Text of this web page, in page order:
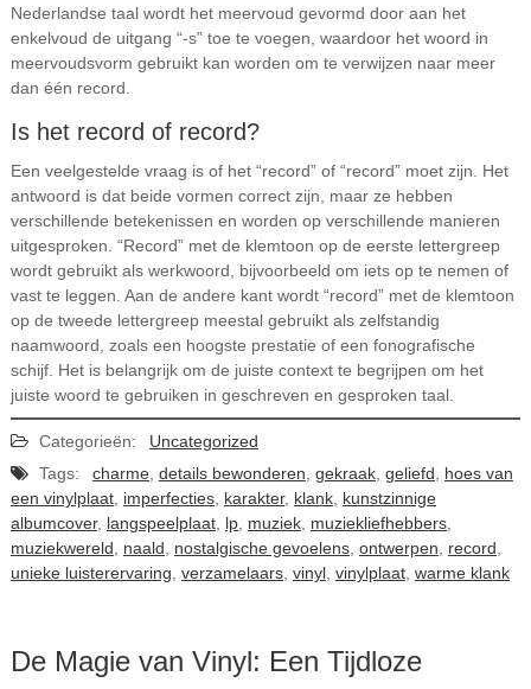
Nederlandse taal wordt het meervoud gevormd door aan het
enkelvoud de uitgang “-s” toe te voegen, waardoor het woord in
meervoudsvorm gebruikt kan worden om te verwijzen naar meer
dan één record.
Is het record of record?
Een veelgestelde vraag is of het “record” of “record” moet zijn. Het
antwoord is dat beide vormen correct zijn, maar ze hebben
verschillende betekenissen en worden op verschillende manieren
uitgesproken. “Record” met de klemtoon op de eerste lettergreep
wordt gebruikt als werkwoord, bijvoorbeeld om iets op te nemen of
vast te leggen. Aan de andere kant wordt “record” met de klemtoon
op de tweede lettergreep meestal gebruikt als zelfstandig
naamwoord, zoals een hoogste prestatie of een fonografische
schijf. Het is belangrijk om de juiste context te begrijpen om het
juiste woord te gebruiken in geschreven en gesproken taal.
Categorieën:
Uncategorized
Tags:
charme, details bewonderen, gekraak, geliefd, hoes van
een vinylplaat, imperfecties, karakter, klank, kunstzinnige
albumcover, langspeelplaat, lp, muziek, muziekliefhebbers,
muziekwereld, naald, nostalgische gevoelens, ontwerpen, record,
unieke luisterervaring, verzamelaars, vinyl, vinylplaat, warme klank
De Magie van Vinyl: Een Tijdloze